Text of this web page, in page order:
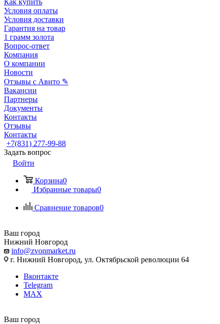
Как купить
Условия оплаты
Условия доставки
Гарантия на товар
1 грамм золота
Вопрос-ответ
Компания
О компании
Новости
Отзывы с Авито ✎
Вакансии
Партнеры
Документы
Контакты
Отзывы
Контакты
+7(831) 277-99-88
Задать вопрос
Войти
Корзина0
Избранные товары0
Сравнение товаров0
Ваш город
Нижний Новгород
info@zvonmarket.ru
г. Нижний Новгород, ул. Октябрьской революции 64
Вконтакте
Telegram
MAX
Ваш город